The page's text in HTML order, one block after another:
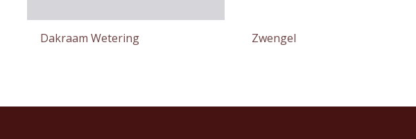
Dakraam Wetering Zwengel